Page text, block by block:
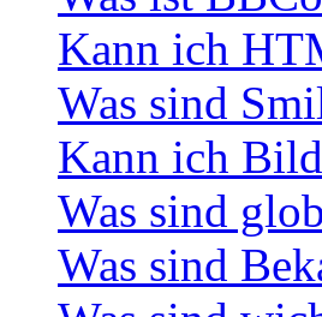
Kann ich
Was sind
Kann ich
Was sind
Was sind